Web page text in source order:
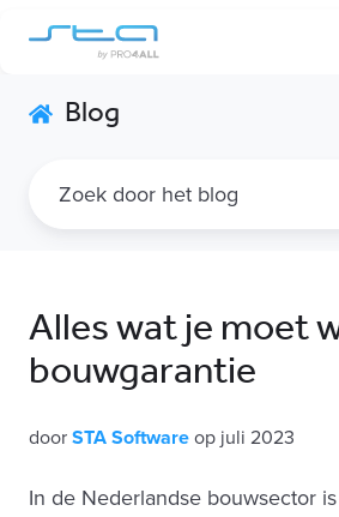
Blog
Alles wat je moet
bouwgarantie
door STA Software op juli 2023
In de Nederlandse bouwsector